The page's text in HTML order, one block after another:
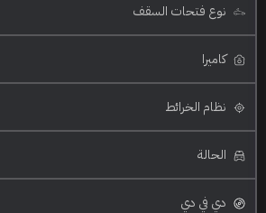
نوع فتحات السقف
كاميرا
نظام الخرائط
الحالة
دي في دي